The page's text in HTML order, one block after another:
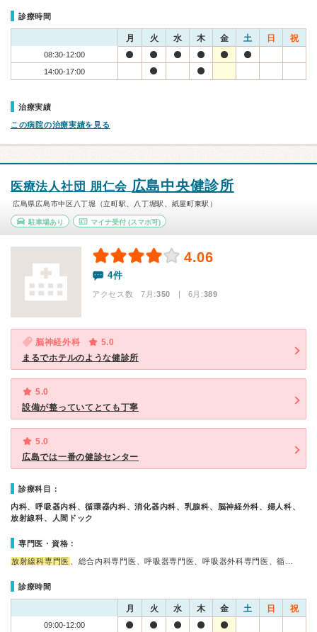
診療時間
月 火 水 木 金 土 日 祝
08:30-12:00
14:00-17:00
治療実績
この病院の治療実績を見る
医療法人社団 朋仁会 広島中央健診所
広島県広島市中区八丁堀（立町駅、八丁堀駅、紙屋町東駅）
駐車場あり マイナ受付(スマホ可)
4.06
4件
アクセス数 7月:350 | 6月:389
脳神経外科
5.0
まるでホテルのような健診所
5.0
設備が整っていてとても丁寧
5.0
広島では一番の健診センター
診療科目：
内科、呼吸器内科、循環器内科、消化器内科、乳腺科、脳神経外科、婦人科、
放射線科、人間ドック
専門医・資格：
放射線科専門医 、総合内科専門医、呼吸器専門医、呼吸器外科専門医、循…
診療時間
月 火 水 木 金 土 日 祝
09:00-12:00